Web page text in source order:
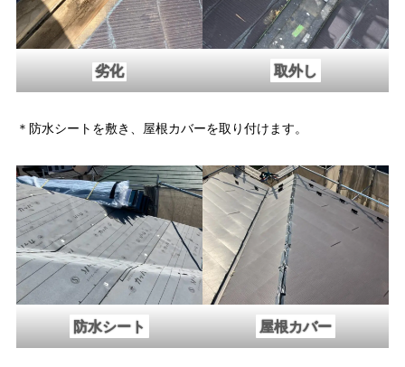
劣化 取外し
＊防水シートを敷き、屋根カバーを取り付けます。
防水シート 屋根カバー